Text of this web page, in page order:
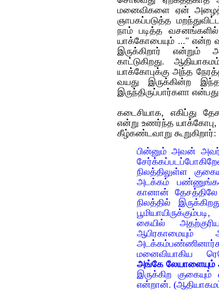
மனைவிகளை ஏன்
ஞாபகப்படுத்த
நாம் படித்த
யாக்கோபையும் ..." என்ற
இருக்கிறார் என்றும்
காட்டுகிறது.
யாக்கோபுக்கு அந்த
வயது இருக்கின்ற
இருந்திருப்பார்களா
கடைசியாக, எகிப்து
என்று உணர்ந்த
கீழ்கண்டவாறு கூறுகிறார்:
பின்னும் அவன்
நிலத்திலுள்ள
அடக்கம்
கானான்
நிலத்தில்
கையில்
ஆபிரகாமையும்
மனைவியாகிய
அங்கே
இருக்கிற
என்றான்.